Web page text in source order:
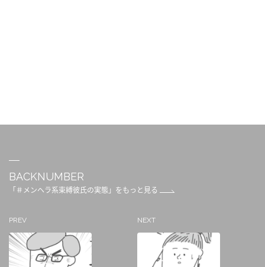
BACKNUMBER
「＃メンヘラ系束縛彼氏の実態」をもっと見る
PREV NEXT